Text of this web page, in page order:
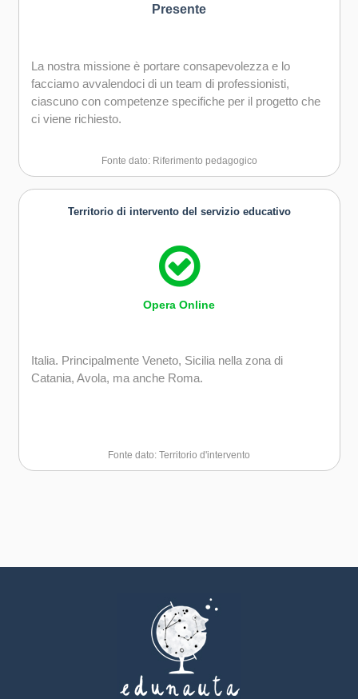
Presente
La nostra missione è portare consapevolezza e lo
facciamo avvalendoci di un team di professionisti,
ciascuno con competenze specifiche per il progetto che
ci viene richiesto.
Fonte dato: Riferimento pedagogico
Territorio di intervento del servizio educativo
Opera Online
Italia. Principalmente Veneto, Sicilia nella zona di
Catania, Avola, ma anche Roma.
Fonte dato: Territorio d'intervento